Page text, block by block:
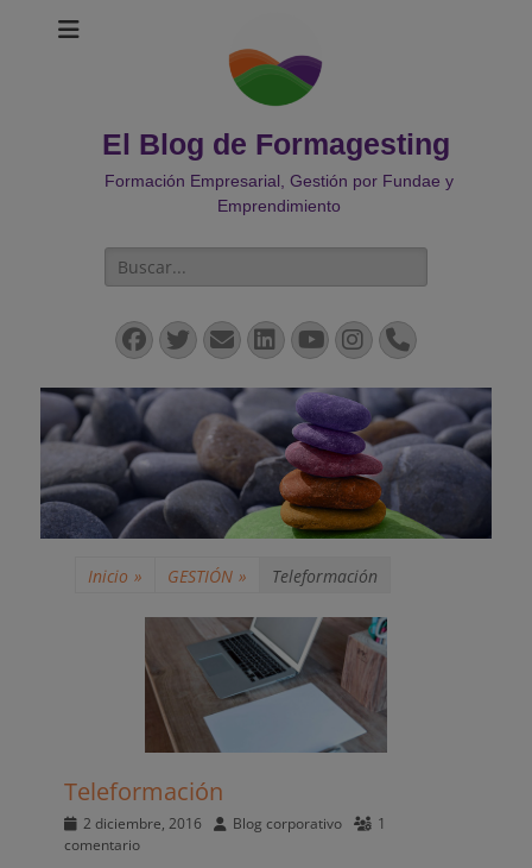
El Blog de Formagesting
Formación Empresarial, Gestión por Fundae y
Emprendimiento
Buscar:
Facebook
Twitter
Correo
electrónico
LinkedIn
YouTube
Instagram
Teléfono
Inicio » GESTIÓN » Teleformación
Teleformación
Publicado
el
2 diciembre, 2016 AutorBlog corporativo
1
comentario